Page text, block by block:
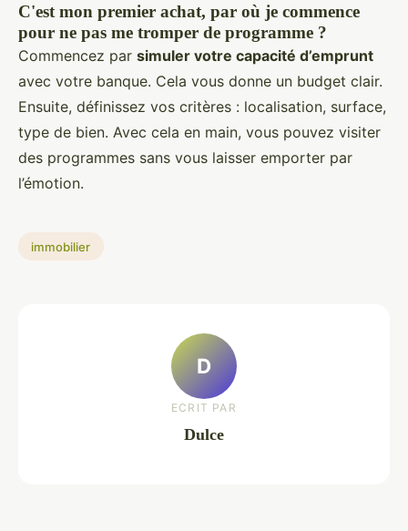
C'est mon premier achat, par où je commence
pour ne pas me tromper de programme ?
Commencez par simuler votre capacité d’emprunt
avec votre banque. Cela vous donne un budget clair.
Ensuite, définissez vos critères : localisation, surface,
type de bien. Avec cela en main, vous pouvez visiter
des programmes sans vous laisser emporter par
l’émotion.
immobilier
D
ECRIT PAR
Dulce